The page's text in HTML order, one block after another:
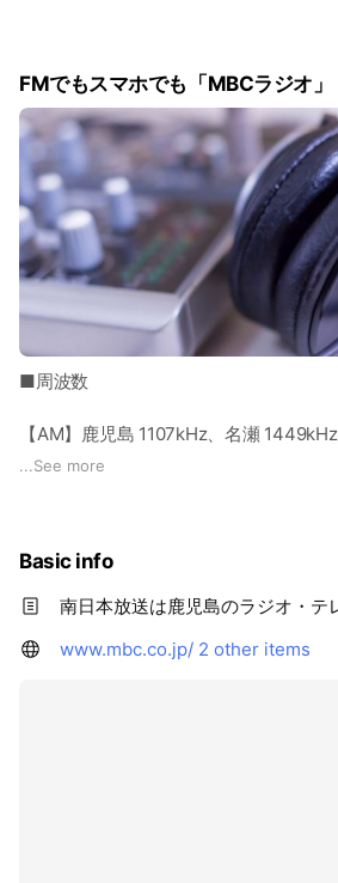
テレビ本放送 開始
■1961年10月1日
社名を「南日本放送」に改称
■2006年12月1日
デジタルテレビ放送 開始
■2011年7月24日
アナログ放送終了
■2011年10月3日
■2013年10月10
ラジオＦＭ放送開始
FMでもスマホでも「MBCラジオ」
■周波数
【AM】鹿児島 1107kHz、名瀬 1449kHz
【FM】鹿児島市・錦江湾沿岸
■FM放送のポイント！
(1)ステレオ放送
(2)クリアな音！雑音が少なく聴きやすい
(3)建物の中でも受信しやすい
...See more
Basic info
南日本放送は鹿児島のラジオ・テ
www.mbc.co.jp/ 2 other items